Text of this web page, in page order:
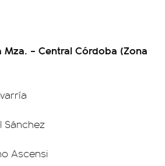
Mza. – Central Córdoba (Zona
Sánchez
Ascensi